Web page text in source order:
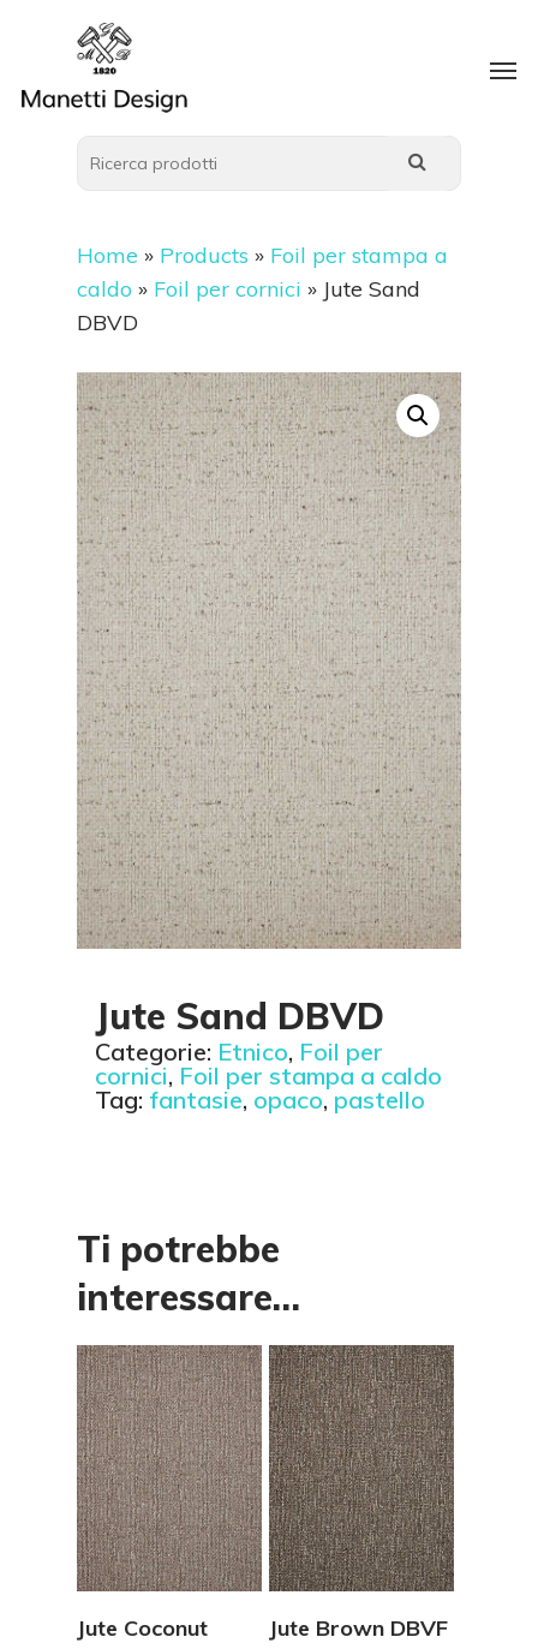
Home » Products » Foil per stampa a
caldo » Foil per cornici » Jute Sand
DBVD
Jute Sand DBVD
Categorie: Etnico, Foil per
cornici, Foil per stampa a caldo
Tag: fantasie, opaco, pastello
Ti potrebbe
interessare…
Jute Coconut
Jute Brown DBVF